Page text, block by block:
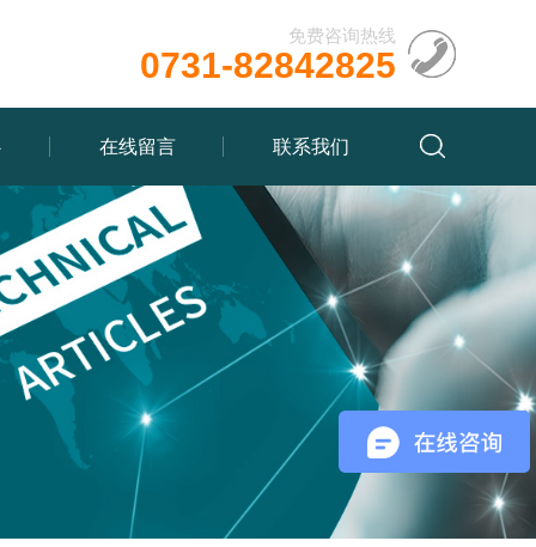
免费咨询热线
0731-82842825
在线留言 联系我们